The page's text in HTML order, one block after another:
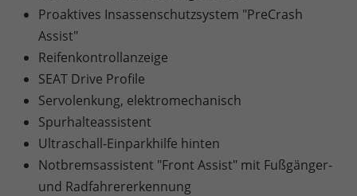
Proaktives Insassenschutzsystem "PreCrash
Assist"
Reifenkontrollanzeige
SEAT Drive Profile
Servolenkung, elektromechanisch
Spurhalteassistent
Ultraschall-Einparkhilfe hinten
Notbremsassistent "Front Assist" mit Fußgänger-
und Radfahrererkennung